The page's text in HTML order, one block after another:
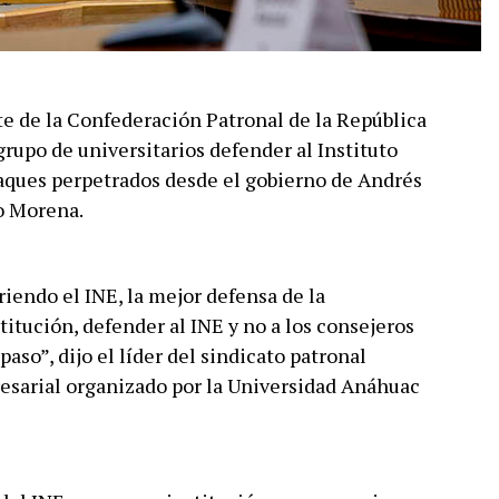
de la Confederación Patronal de la República
de universitarios defender al Instituto
perpetrados desde el gobierno de Andrés
Morena.
el INE, la mejor defensa de la
defender al INE y no a los consejeros
dijo el líder del sindicato patronal
organizado por la Universidad Anáhuac